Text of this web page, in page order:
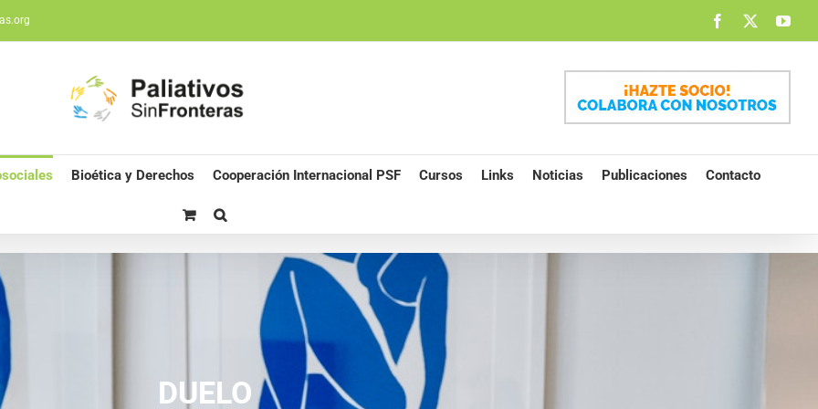
Facebook
Bioética y Derechos Cooperación Internacional PSF Cursos Links Noticias Publicaciones Contacto
DUELO